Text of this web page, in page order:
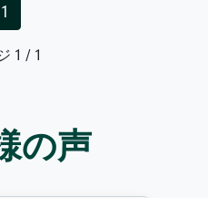
1
1 / 1
の声